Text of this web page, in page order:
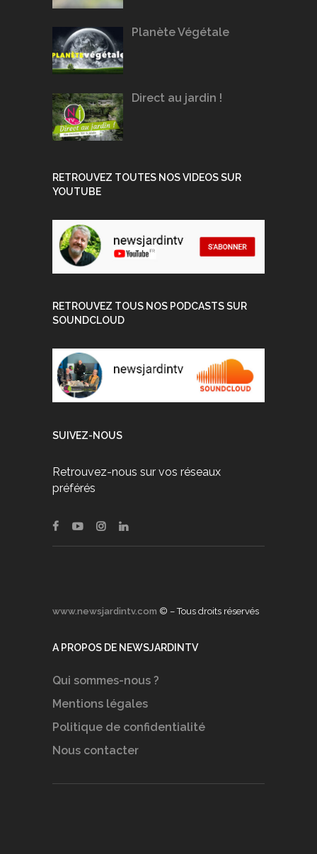
Planète Végétale
Direct au jardin !
RETROUVEZ TOUTES NOS VIDEOS SUR
YOUTUBE
RETROUVEZ TOUS NOS PODCASTS SUR
SOUNDCLOUD
SUIVEZ-NOUS
Retrouvez-nous sur vos réseaux
préférés
www.newsjardintv.com © – Tous droits réservés
A PROPOS DE NEWSJARDINTV
Qui sommes-nous ?
Mentions légales
Politique de confidentialité
Nous contacter